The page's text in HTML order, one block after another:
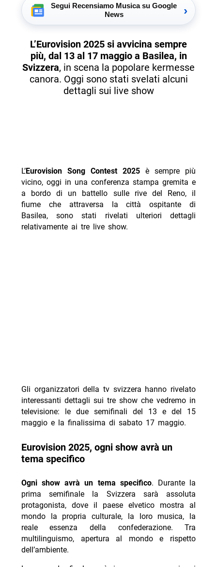
Segui Recensiamo Musica su Google
News
›
L’Eurovision 2025 si avvicina sempre
più, dal 13 al 17 maggio a Basilea, in
Svizzera, in scena la popolare kermesse
canora. Oggi sono stati svelati alcuni
dettagli sui live show
L’Eurovision Song Contest 2025 è sempre più
vicino, oggi in una conferenza stampa gremita e
a bordo di un battello sulle rive del Reno, il
fiume che attraversa la città ospitante di
Basilea, sono stati rivelati ulteriori dettagli
relativamente ai tre live show.
Gli organizzatori della tv svizzera hanno rivelato
interessanti dettagli sui tre show che vedremo in
televisione: le due semifinali del 13 e del 15
maggio e la finalissima di sabato 17 maggio.
Eurovision 2025, ogni show avrà un
tema specifico
Ogni show avrà un tema specifico. Durante la
prima semifinale la Svizzera sarà assoluta
protagonista, dove il paese elvetico mostra al
mondo la propria culturale, la loro musica, la
reale essenza della confederazione. Tra
multilinguismo, apertura al mondo e rispetto
dell’ambiente.